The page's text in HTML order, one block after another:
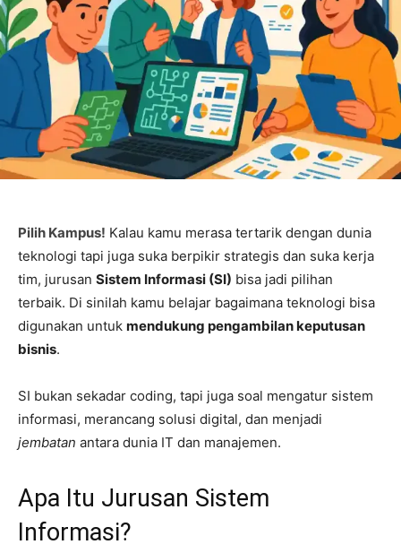
Pilih Kampus! Kalau kamu merasa tertarik dengan dunia
teknologi tapi juga suka berpikir strategis dan suka kerja
tim, jurusan Sistem Informasi (SI) bisa jadi pilihan
terbaik. Di sinilah kamu belajar bagaimana teknologi bisa
digunakan untuk mendukung pengambilan keputusan
bisnis.
SI bukan sekadar coding, tapi juga soal mengatur sistem
informasi, merancang solusi digital, dan menjadi
jembatan antara dunia IT dan manajemen.
Apa Itu Jurusan Sistem
Informasi?